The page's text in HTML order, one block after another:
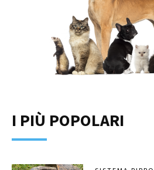
I PIÙ POPOLARI